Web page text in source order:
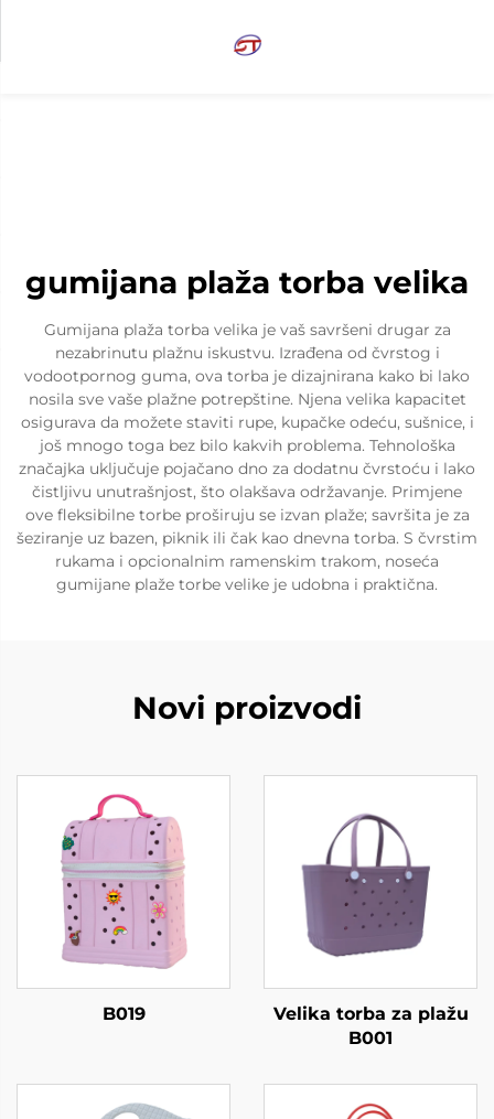
gumijana plaža torba velika
Gumijana plaža torba velika je vaš savršeni drugar za
nezabrinutu plažnu iskustvu. Izrađena od čvrstog i
vodootpornog guma, ova torba je dizajnirana kako bi lako
nosila sve vaše plažne potrepštine. Njena velika kapacitet
osigurava da možete staviti rupe, kupačke odeću, sušnice, i
još mnogo toga bez bilo kakvih problema. Tehnološka
značajka uključuje pojačano dno za dodatnu čvrstoću i lako
čistljivu unutrašnjost, što olakšava održavanje. Primjene
ove fleksibilne torbe proširuju se izvan plaže; savršita je za
šeziranje uz bazen, piknik ili čak kao dnevna torba. S čvrstim
rukama i opcionalnim ramenskim trakom, noseća
gumijane plaže torbe velike je udobna i praktična.
Novi proizvodi
B019
Velika torba za plažu
B001